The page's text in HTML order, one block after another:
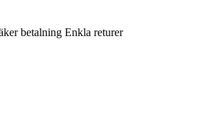
betalning Enkla returer